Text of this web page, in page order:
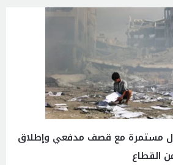
مستمرة مع قصف مدفعي وإطلاق
القطاع